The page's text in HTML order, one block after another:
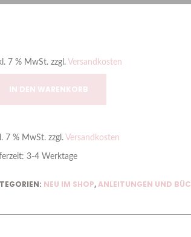
7 % MwSt. zzgl. Versandkosten
IN DEN WARENKORB
7 % MwSt. zzgl. Versandkosten
3-4 Werktage
NEU IM SHOP,ANLEITUNGEN UND